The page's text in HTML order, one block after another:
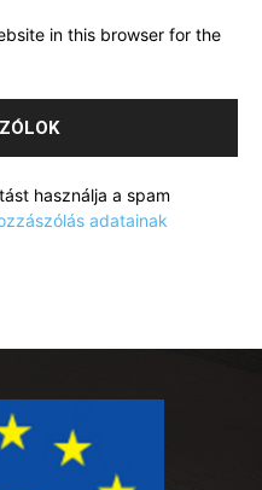
in this browser for the
használja a spam
adatainak